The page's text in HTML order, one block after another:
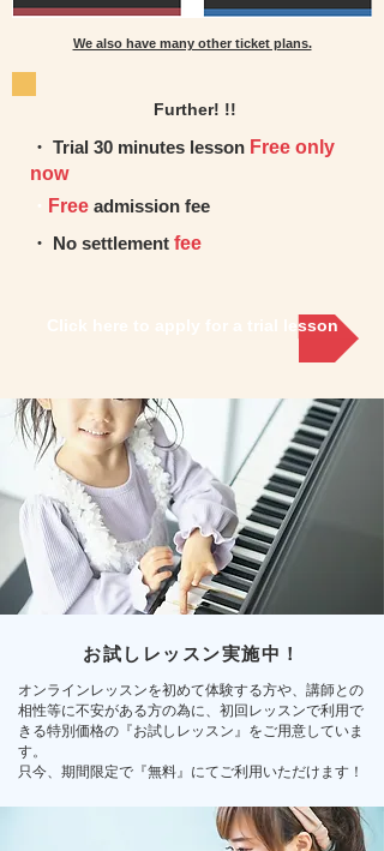
We also have many other ticket plans.
Further! !!
・ Trial 30 minutes lesson Free only
now
Free admission fee
・ No settlement fee
Click here to apply for a trial lesson
お試しレッスン実施中！
オンラインレッスンを初めて体験する方や、講師との
相性等に不安がある方の為に、初回レッスンで利用で
きる特別価格の『お試しレッスン』をご用意していま
す。
只今、期間限定で『無料』にてご利用いただけます！